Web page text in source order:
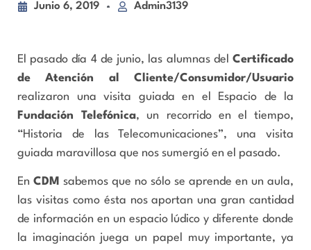
Junio 6, 2019 Admin3139
El pasado día 4 de junio, las alumnas del Certificado
de Atención al Cliente/Consumidor/Usuario
realizaron una visita guiada en el Espacio de la
Fundación Telefónica, un recorrido en el tiempo,
“Historia de las Telecomunicaciones”, una visita
guiada maravillosa que nos sumergió en el pasado.
En CDM sabemos que no sólo se aprende en un aula,
las visitas como ésta nos aportan una gran cantidad
de información en un espacio lúdico y diferente donde
la imaginación juega un papel muy importante, ya